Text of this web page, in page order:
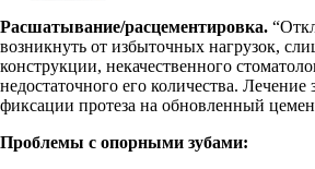
Расшатывание/расцементировка.
возникнуть от избыточных нагрузок,
конструкции, некачественного
недостаточного его количества. Лечение
фиксации протеза на обновленный
Проблемы с опорными зубами: